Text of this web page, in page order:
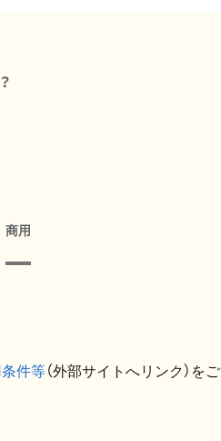
商用
件等（外部サイトへリンク）をご